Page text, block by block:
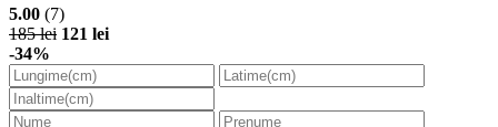
5.00 (7)
185 lei 121 lei
-34%